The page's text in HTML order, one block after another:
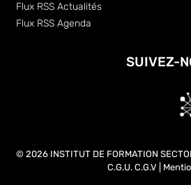
Flux RSS Actualités
Flux RSS Agenda
SUIVEZ-
© 2026 INSTITUT DE FORMATION
C.G.U. C.G.V